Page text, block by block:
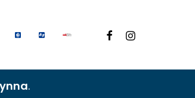
facebookinstagram
.